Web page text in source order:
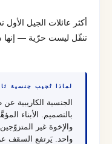
أكثر عائلات الجيل
تنقّل ليست حرّية — إنها
لماذا تُجيب جنسية
الجنسية الكاريبية
بالتصميم. الأبناء
والإخوة غير
واحد. يَرتفع السقف